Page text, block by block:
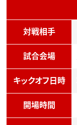
対戦相手
試合会場
キックオフ日時
開場時間